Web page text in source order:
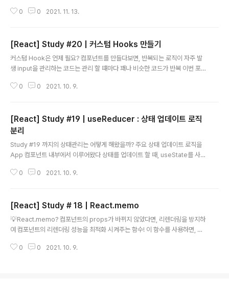
지켜가며 새로운 데이터를 생성해내는 코드가 조금 복잡해지게 된다. 이때, im
er 사용법 1️⃣ Immer 설치 yarn add immer 2️⃣ immer 불러오기 보통은 p
roduce라는 이름으로 불러온다. import produce from 'immer'; 3️⃣ pro
duce 함수 사용법 첫번째 파라미터 : ..
0 0 2021. 11. 13.
[React] Study #20 | 커스텀 Hooks 만들기
커스텀 Hook은 언제 필요? 컴포넌트를 만들다보면, 반복되는 로직이 자주 발
생 input을 관리하는 코드는 관리 할 떄마다 꽤나 비슷한 코드가 반복 이번 포스
용하는 방법을 알아보는 것이다. 커스텀 Hooks 만드는 방법 src 디렉터리에 h
에 함수를 작성한다. 파일안에 useState, useEffect, useReducer, useCa
llback등 Hooks를 사용하여 원하는 기능을 구현해주고 컴포넌트에서 사용하
고 싶은 값들을 반환해주면 된다. useInputs..
0 0 2021. 10. 9.
[React] Study #19 | useReducer : 상태 업데이트 로직
분리
Study #19 까지의 상태관리는 어떻게 해왔을까? 주요 상태 업데이트 로직을
App 컴포넌트 내부에서 이루어왔다 상태를 업데이트 할 때, useState를 사용
를 관리하는 것이 아닌 또다른 상태관리 방법 이 Hook 함수를 사용하면 컴포넌
을 작성한 후, 사용할 수 있다. 💡reducer? 현재 상태와 액션 객체를 파라미터
로 받아와서 새로운 상태를 반환해주는 함수 function reduer(state, actio
n) { // 새로운 상태를 만드는 로직 // const ..
0 0 2021. 10. 9.
[React] Study # 18 | React.memo
💡React.memo? 컴포넌트의 props가 바뀌지 않았다면, 리렌더링을 방지하
여 컴포넌트의 리렌더링 성능을 최적화 시켜주는 함수! 이 함수를 사용하면, 컴
다. 사용법은 그냥 감싸주면 됨! CreateUser.js 에 적용 // 컴포넌트 리렌더링
0 0 2021. 10. 9.